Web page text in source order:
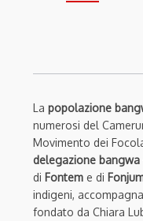
La popolazione
numerosi del
Movimento dei
delegazione bangwa
di Fontem e di
indigeni,
fondato da Chiara